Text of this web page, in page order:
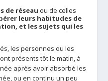
de réseau ou de celles
leurs habitudes de
et les sujets qui les
les personnes ou les
présents tôt le matin, à
après avoir absorbé les
ou en continu un peu